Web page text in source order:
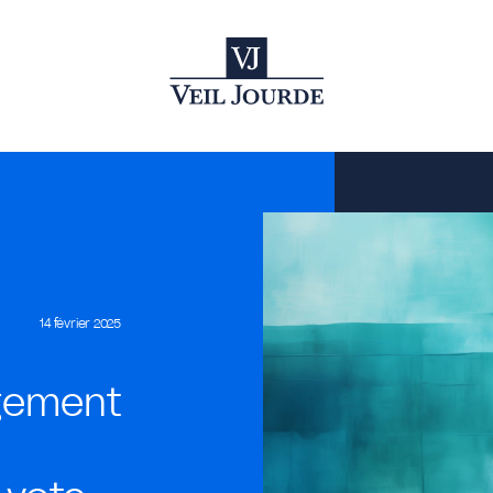
14 février 2025